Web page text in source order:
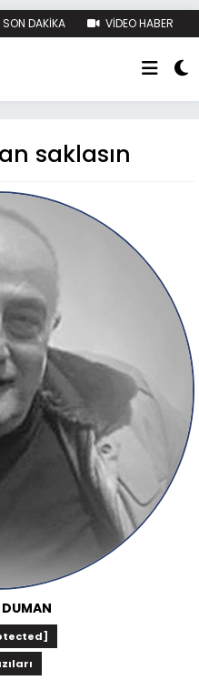
SON DAKİKA
VİDEO HABER
saklasın